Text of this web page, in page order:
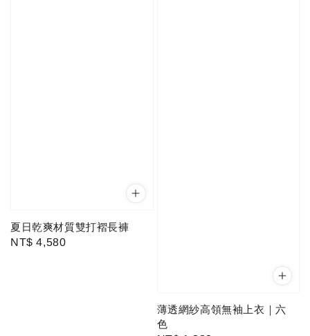
夏日乾爽材質雙打褶長褲
Regular
NT$ 4,580
薄透網紗高領無袖上衣｜六
色